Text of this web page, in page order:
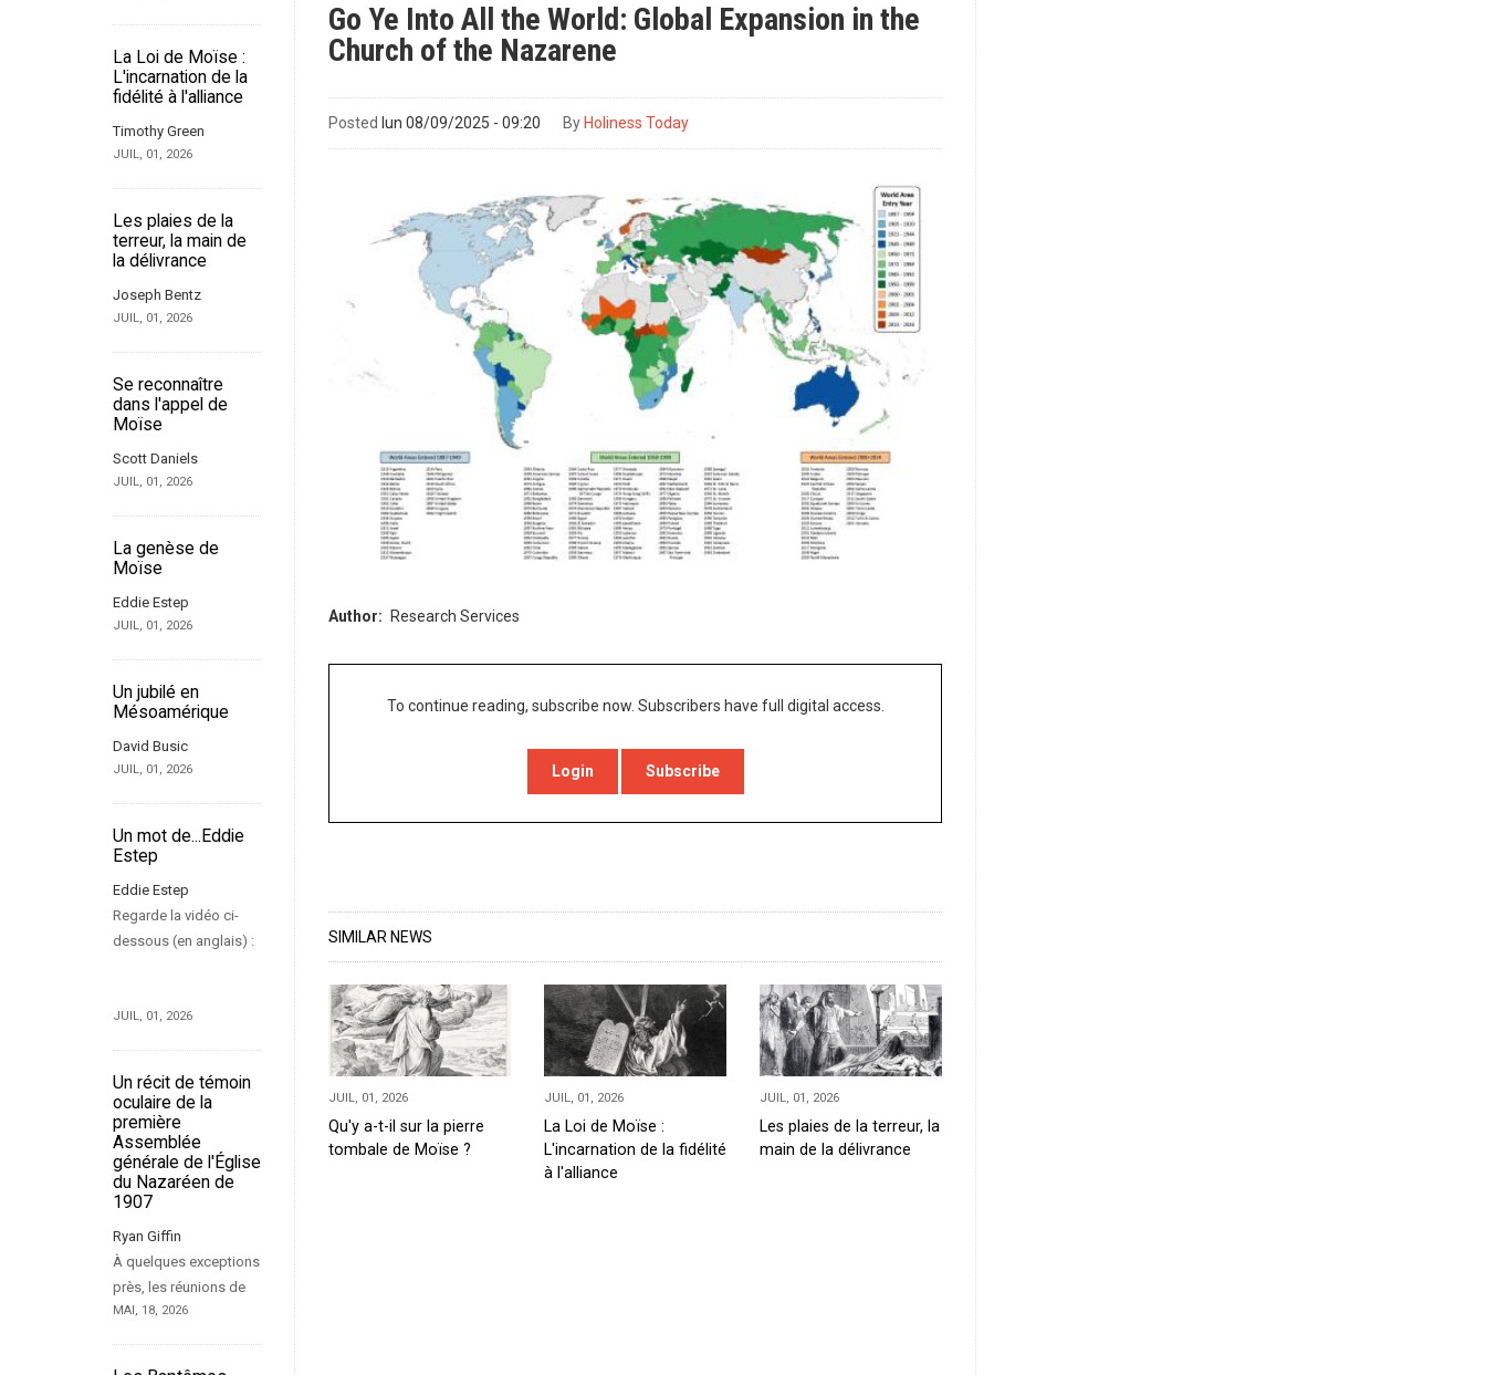
La Loi de Moïse :
L'incarnation de la
fidélité à l'alliance
Timothy Green
JUIL, 01, 2026
Les plaies de la
terreur, la main de
la délivrance
Joseph Bentz
JUIL, 01, 2026
Se reconnaître
dans l'appel de
Moïse
Scott Daniels
JUIL, 01, 2026
La genèse de
Moïse
Eddie Estep
JUIL, 01, 2026
Un jubilé en
Mésoamérique
David Busic
JUIL, 01, 2026
Un mot de...Eddie
Estep
Eddie Estep
Regarde la vidéo ci-
dessous (en anglais) :
JUIL, 01, 2026
Un récit de témoin
oculaire de la
première
Assemblée
générale de l'Église
du Nazaréen de
1907
Ryan Giffin
À quelques exceptions
près, les réunions de
MAI, 18, 2026
Go Ye Into All the World: Global Expansion in the
Church of the Nazarene
Posted lun 08/09/2025 - 09:20 By Holiness Today
Author Research Services
To continue reading, subscribe now. Subscribers have full digital access.
Login Subscribe
SIMILAR NEWS
JUIL, 01, 2026
Qu'y a-t-il sur la pierre
tombale de Moïse ?
JUIL, 01, 2026
La Loi de Moïse :
L'incarnation de la fidélité
à l'alliance
JUIL, 01, 2026
Les plaies de la terreur, la
main de la délivrance